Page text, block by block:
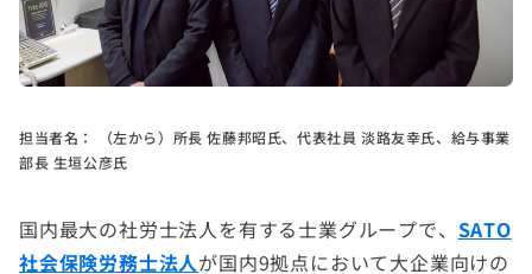
担当者名：
（左から）所長 佐藤邦昭氏、代表社員 淡路友幸氏、給与事業
部長 生垣公彦氏
国内最大の社労士法人を有する士業グループで、 SATO
社会保険労務士法人が国内9拠点において大企業向けの